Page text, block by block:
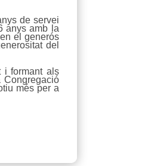
de servei
anys amb la
el generós
del
i formant als
més per a